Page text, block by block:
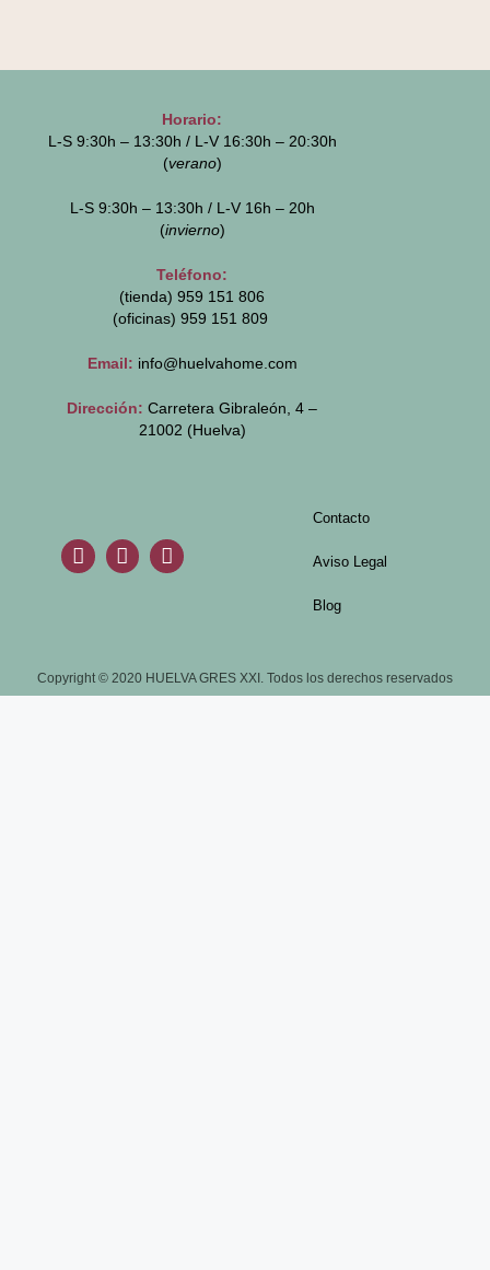
Horario:
L-S 9:30h – 13:30h / L-V 16:30h – 20:30h
(verano)
L-S 9:30h – 13:30h / L-V 16h – 20h
(invierno)
Teléfono:
(tienda) 959 151 806
(oficinas) 959 151 809
Email: info@huelvahome.com
Dirección: Carretera Gibraleón, 4 –
21002 (Huelva)
Contacto
Aviso Legal
Blog
Copyright © 2020 HUELVA GRES XXI. Todos los derechos reservados